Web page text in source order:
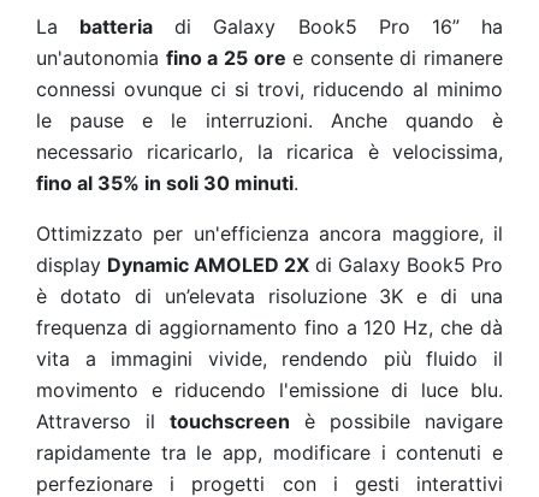
La batteria
di Galaxy Book5 Pro 16” ha
un'autonomia fino a 25 ore e consente di rimanere
connessi ovunque ci si trovi, riducendo al minimo
le pause e le interruzioni. Anche quando è
necessario ricaricarlo, la ricarica è velocissima,
fino al 35% in soli 30 minuti.
Ottimizzato per un'efficienza ancora maggiore, il
display Dynamic AMOLED 2X di Galaxy Book5 Pro
è dotato di un’elevata risoluzione 3K e di una
frequenza di aggiornamento fino a 120 Hz, che dà
vita a immagini vivide, rendendo più fluido il
movimento e riducendo l'emissione di luce blu.
Attraverso il
touchscreen
è possibile navigare
rapidamente tra le app, modificare i contenuti e
perfezionare i progetti con i gesti interattivi